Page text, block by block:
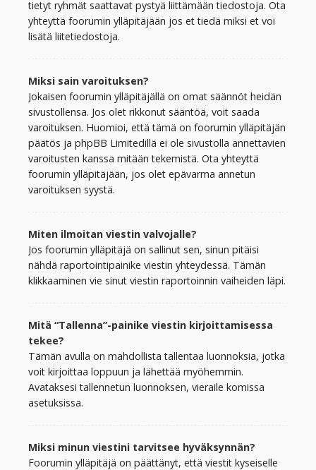
tietyt ryhmät saattavat pystyä liittämään tiedostoja. Ota
yhteyttä foorumin ylläpitäjään jos et tiedä miksi et voi
lisätä liitetiedostoja.
Miksi sain varoituksen?
Jokaisen foorumin ylläpitäjällä on omat säännöt heidän
sivustollensa. Jos olet rikkonut sääntöä, voit saada
varoituksen. Huomioi, että tämä on foorumin ylläpitäjän
päätös ja phpBB Limitedillä ei ole sivustolla annettavien
varoitusten kanssa mitään tekemistä. Ota yhteyttä
foorumin ylläpitäjään, jos olet epävarma annetun
varoituksen syystä.
Miten ilmoitan viestin valvojalle?
Jos foorumin ylläpitäjä on sallinut sen, sinun pitäisi
nähdä raportointipainike viestin yhteydessä. Tämän
klikkaaminen vie sinut viestin raportoinnin vaiheiden läpi.
Mitä “Tallenna”-painike viestin kirjoittamisessa
tekee?
Tämän avulla on mahdollista tallentaa luonnoksia, jotka
voit kirjoittaa loppuun ja lähettää myöhemmin.
Avataksesi tallennetun luonnoksen, vieraile komissa
asetuksissa.
Miksi minun viestini tarvitsee hyväksynnän?
Foorumin ylläpitäjä on päättänyt, että viestit kyseiselle